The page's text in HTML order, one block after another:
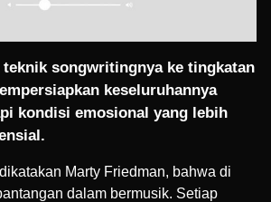
teknik songwritingnya ke tingkatan
keseluruhannya
kondisi emosional yang lebih
Marty Friedman, bahwa di
dalam bermusik. Setiap